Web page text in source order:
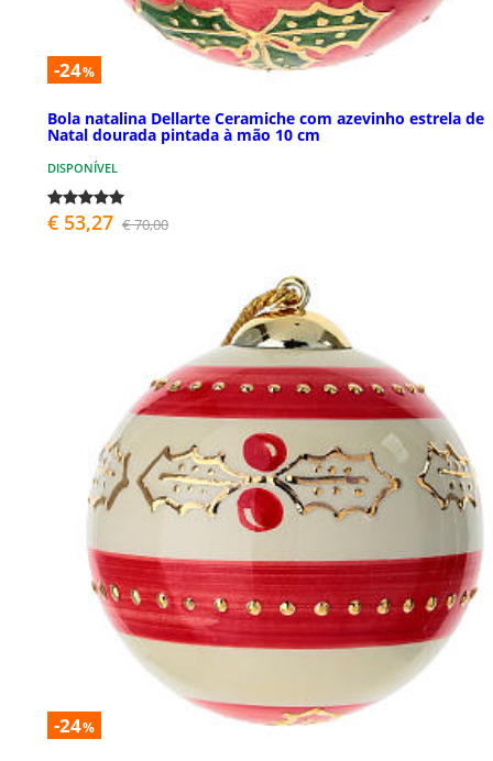
-24%
Bola natalina Dellarte Ceramiche com azevinho estrela de
Natal dourada pintada à mão 10 cm
DISPONÍVEL
€ 53,27 € 70,00
-24%